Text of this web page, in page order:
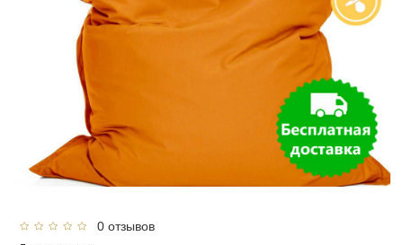
0 отзывов